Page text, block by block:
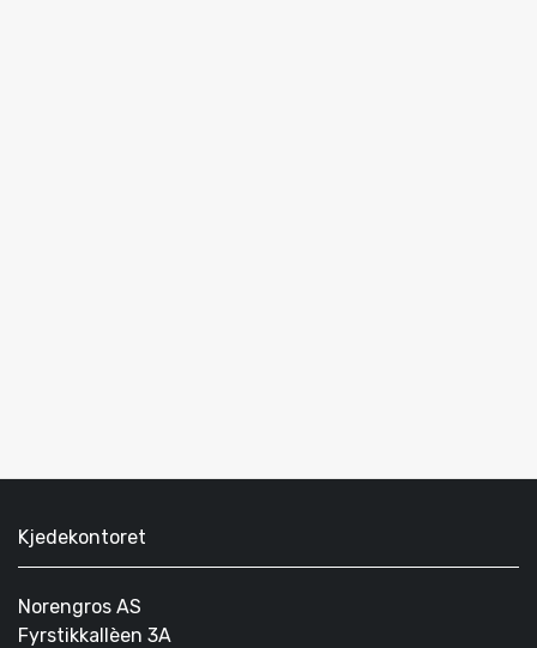
Kjedekontoret
Norengros AS
Fyrstikkallèen 3A